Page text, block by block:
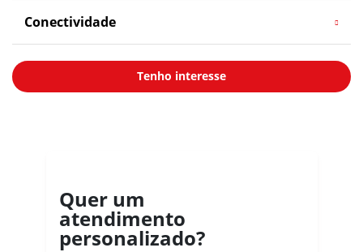
Conectividade
Tenho interesse
Quer um
atendimento
personalizado?